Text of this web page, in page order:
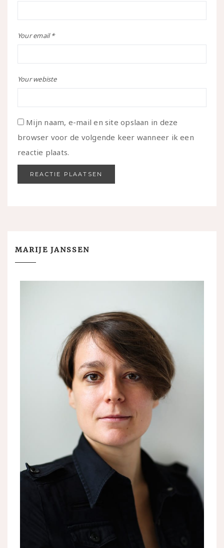
Your email *
Your webiste
Mijn naam, e-mail en site opslaan in deze
browser voor de volgende keer wanneer ik een
reactie plaats.
MARIJE JANSSEN